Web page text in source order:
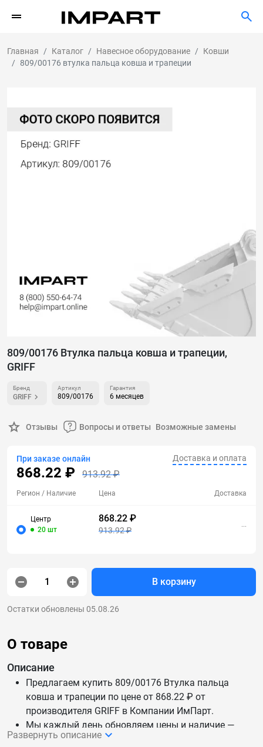
Главная Каталог Навесное оборудование
Ковши
809/00176 втулка пальца ковша и трапеции
809/00176 Втулка пальца ковша и трапеции,
GRIFF
Бренд
GRIFF
Артикул
809/00176
Гарантия
6 месяцев
Отзывы Вопросы и ответы Возможные замены
При заказе онлайн
868.22 ₽ 913.92 ₽
Доставка и оплата
Регион / Наличие Цена Доставка
Центр
20 шт
868.22 ₽
913.92 ₽
...
В корзину
Остатки обновлены 05.08.26
О товаре
Описание
Предлагаем купить 809/00176 Втулка пальца
ковша и трапеции по цене от 868.22 ₽ от
производителя GRIFF в Компании ИмПарт.
Мы каждый день обновляем цены и наличие —
данные актуальны.
Развернуть описание